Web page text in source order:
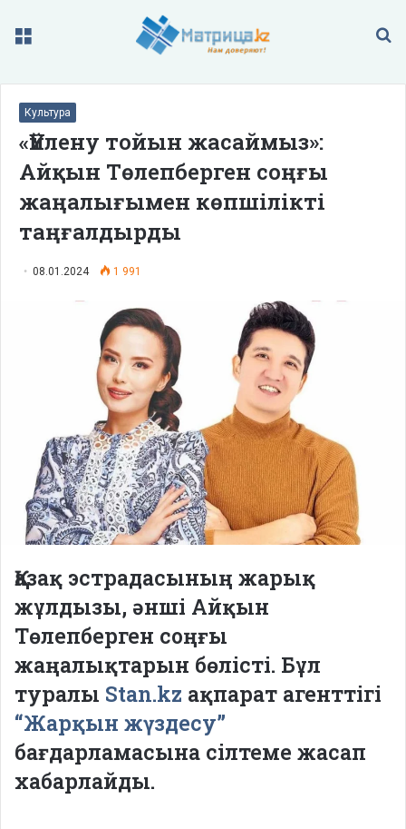
Меню
Культура
«Үйлену тойын жасаймыз»:
Айқын Төлепберген соңғы
жаңалығымен көпшілікті
таңғалдырды
08.01.2024 1 991
Қазақ эстрадасының жарық
жұлдызы, әнші Айқын
Төлепберген соңғы
жаңалықтарын бөлісті. Бұл
туралы Stan.kz ақпарат агенттігі
“Жарқын жүздесу”
бағдарламасына сілтеме жасап
хабарлайды.